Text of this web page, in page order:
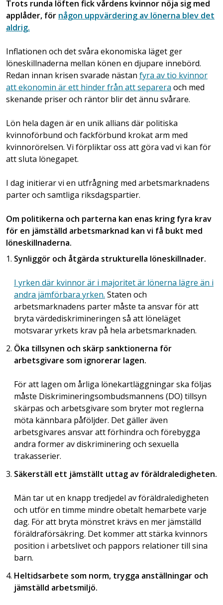
Trots runda löften fick vårdens kvinnor nöja sig med
applåder, för någon uppvärdering av lönerna blev det
aldrig.
Inflationen och det svåra ekonomiska läget ger
löneskillnaderna mellan könen en djupare innebörd.
Redan innan krisen svarade nästan fyra av tio kvinnor
att ekonomin är ett hinder från att separera och med
skenande priser och räntor blir det ännu svårare.
Lön hela dagen är en unik allians där politiska
kvinnoförbund och fackförbund krokat arm med
kvinnorörelsen. Vi förpliktar oss att göra vad vi kan för
att sluta lönegapet.
I dag initierar vi en utfrågning med arbetsmarknadens
parter och samtliga riksdagspartier.
Om politikerna och parterna kan enas kring fyra krav
för en jämställd arbetsmarknad kan vi få bukt med
löneskillnaderna.
Synliggör och åtgärda strukturella löneskillnader.
I yrken där kvinnor är i majoritet är lönerna lägre än i
andra jämförbara yrken. Staten och
arbetsmarknadens parter måste ta ansvar för att
bryta värdediskrimineringen så att löneläget
motsvarar yrkets krav på hela arbetsmarknaden.
Öka tillsynen och skärp sanktionerna för
arbetsgivare som ignorerar lagen.
För att lagen om årliga lönekartläggningar ska följas
måste Diskrimineringsombudsmannens (DO) tillsyn
skärpas och arbetsgivare som bryter mot reglerna
möta kännbara påföljder. Det gäller även
arbetsgivares ansvar att förhindra och förebygga
andra former av diskriminering och sexuella
trakasserier.
Säkerställ ett jämställt uttag av föräldraledigheten.
Män tar ut en knapp tredjedel av föräldraledigheten
och utför en timme mindre obetalt hemarbete varje
dag. För att bryta mönstret krävs en mer jämställd
föräldraförsäkring. Det kommer att stärka kvinnors
position i arbetslivet och pappors relationer till sina
barn.
Heltidsarbete som norm, trygga anställningar och
jämställd arbetsmiljö.